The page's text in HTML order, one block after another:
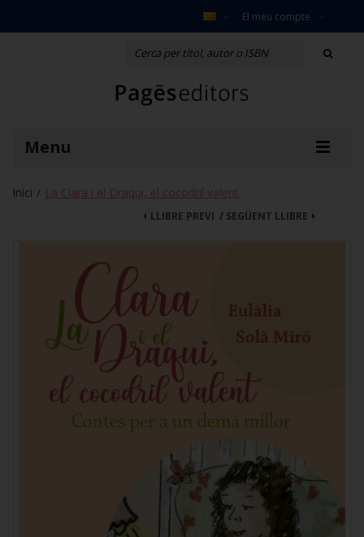
El meu compte
Menu
Inici / La Clara i el Draqui, el cocodril valent
SEGÜENT LLIBRE
LLIBRE PREVI /